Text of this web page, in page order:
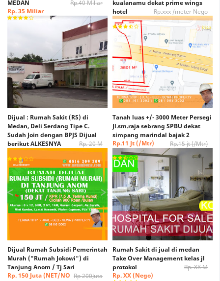
MEDAN
Rp.40 Miliar
Rp. 35 Miliar
kualanamu dekat prime wings
hotel
Rp.xxx /meter Nego
Rp. xxx /Meter Nego
Dijual : Rumah Sakit (RS) di
Medan, Deli Serdang Tipe C.
Sudah Join dengan BPJS Dijual
berikut ALKESNYA
Rp. 20 M
Rp. 15 M (Nego)
Tanah luas +/- 3000 Meter Persegi
Jl.sm.raja sebrang SPBU dekat
simpang marindal bajak 2
Rp.15 jt (/Mtr)
Rp.11 Jt (/Mtr)
(Nego)
Dijual Rumah Subsidi Pemerintah
Murah ("Rumah Jokowi") di
Tanjung Anom / Tj Sari
Rp 200Juta
Rp. 150 Juta (NET/NO
Rumah Sakit di jual di medan
Take Over Management kelas jl
protokol
Rp. XX M
Rp. XX (Nego)